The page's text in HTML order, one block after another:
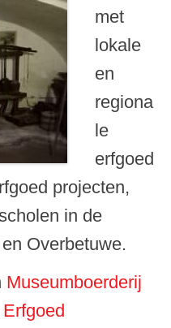
met
lokale
en
regiona
le
erfgoed
projecten,
in de
Overbetuwe.
Museumboerderij
Erfgoed